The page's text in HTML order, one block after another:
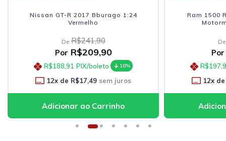
Nissan GT-R 2017 Bburago 1:24
Vermelho
De R$241,90
Por R$209,90
R$188,91 PIX/boleto 10%
12x de R$17,49 sem juros
Ram 1500
De
Por
12x de